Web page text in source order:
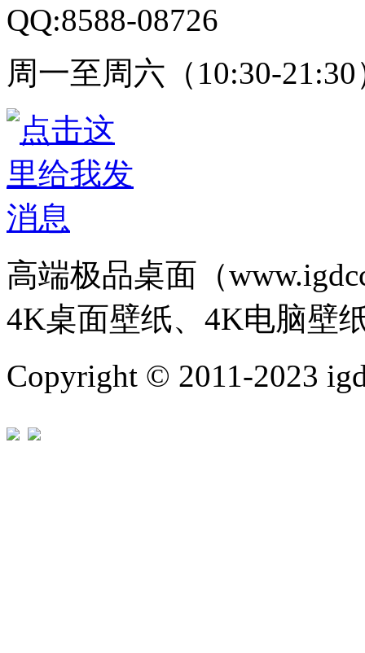
QQ:8588-08726
周一至周六（10:30-21:30
高端极品桌面（
4K桌面壁纸、4K电脑壁
Copyright © 2011-2023